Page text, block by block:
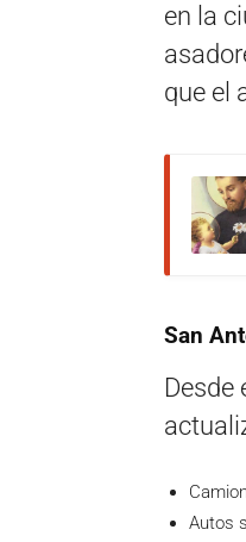
en la
que el
San
Desde
Autos